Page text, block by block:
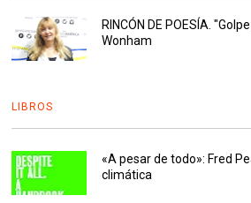
RINCÓN DE POESÍA.
Wonham
LIBROS
«A pesar de todo»: Fred
climática